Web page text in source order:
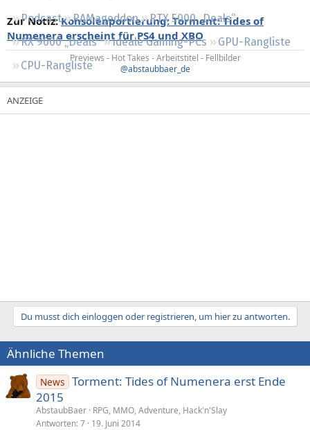
Podcast RAMageddon
RTX 5000 „Deals“
RX 9000 „Deals“
Ideale Gaming-PCs
GPU-Rangliste
CPU-Rangliste
Zur Notiz:Konsolenportierung: Torment: Tides of
Numenera erscheint für PS4 und XBO
Previews - Hot Takes - Arbeitstitel - Fellbilder
@abstaubbaer_de
Du musst dich einloggen oder registrieren, um hier zu antworten.
Ähnliche Themen
News Torment: Tides of Numenera erst Ende
2015
AbstaubBaer RPG, MMO, Adventure, Hack'n'Slay
Antworten 7 19. Juni 2014